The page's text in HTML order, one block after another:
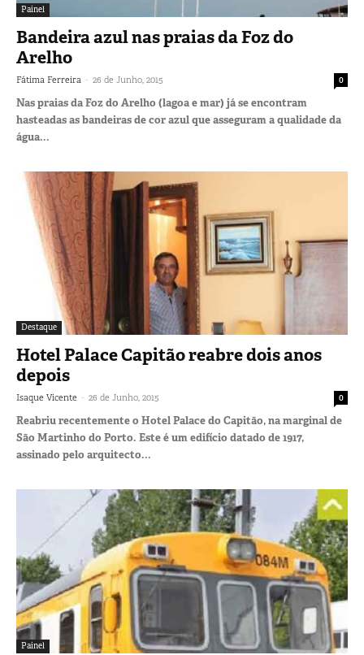
Painel
Bandeira azul nas praias da Foz do
Arelho
Fátima Ferreira - 26 de Junho, 2015 0
Nas praias da Foz do Arelho (lagoa e mar) já se encontram
hasteadas as bandeiras de cor azul que asseguram a qualidade da
água...
Destaque
Hotel Palace Capitão reabre dois anos
depois
Isaque Vicente - 26 de Junho, 2015 0
Reabriu recentemente o Hotel Palace do Capitão, na marginal de
São Martinho do Porto. Este é um edifício datado de 1917,
assinado pelo arquitecto...
Painel